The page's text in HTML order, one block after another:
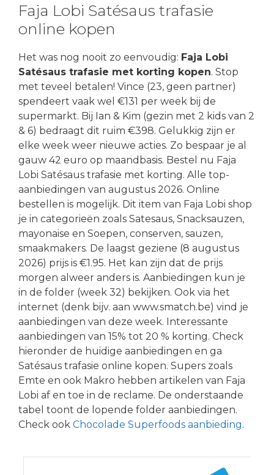
Faja Lobi Satésaus trafasie
online kopen
Het was nog nooit zo eenvoudig: Faja Lobi
Satésaus trafasie met korting kopen. Stop
met teveel betalen! Vince (23, geen partner)
spendeert vaak wel €131 per week bij de
supermarkt. Bij Ian & Kim (gezin met 2 kids van 2
& 6) bedraagt dit ruim €398. Gelukkig zijn er
elke week weer nieuwe acties. Zo bespaar je al
gauw 42 euro op maandbasis. Bestel nu Faja
Lobi Satésaus trafasie met korting. Alle top-
aanbiedingen van augustus 2026. Online
bestellen is mogelijk. Dit item van Faja Lobi shop
je in categorieën zoals Satesaus, Snacksauzen,
mayonaise en Soepen, conserven, sauzen,
smaakmakers. De laagst geziene (8 augustus
2026) prijs is €1.95. Het kan zijn dat de prijs
morgen alweer anders is. Aanbiedingen kun je
in de folder (week 32) bekijken. Ook via het
internet (denk bijv. aan www.smatch.be) vind je
aanbiedingen van deze week. Interessante
aanbiedingen van 15% tot 20 % korting. Check
hieronder de huidige aanbiedingen en ga
Satésaus trafasie online kopen. Supers zoals
Emte en ook Makro hebben artikelen van Faja
Lobi af en toe in de reclame. De onderstaande
tabel toont de lopende folder aanbiedingen.
Check ook Chocolade Superfoods aanbieding.